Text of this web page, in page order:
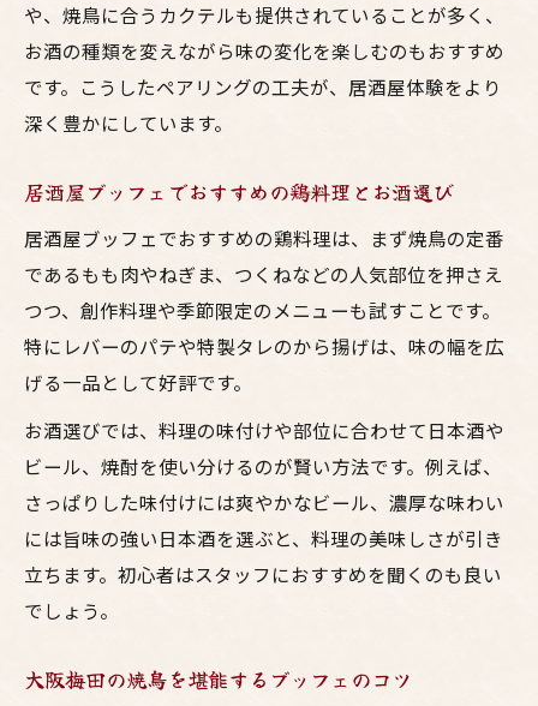
焼鳥好きなら知っておきたい暗黙ルール
居酒屋ブッフェで守りたい焼鳥の暗黙ルー
ル
焼鳥とお酒を楽しむ際の暗黙ルールを解説
居酒屋ブッフェで気を付けたい鶏料理の作
お酒と焼鳥を堪能するための暗黙のマナー
集
宴席を楽しむための料理とお酒の選び方
居酒屋ブッフェで失敗しない料理とお酒の
選び方
大阪梅田の焼鳥に合うお酒の選び方ポイン
ト
鶏料理とお酒を選ぶコツと居酒屋ブッフェ
わせ
や、焼鳥に合うカクテルも提供されていることが多く、
お酒の種類を変えながら味の変化を楽しむのもおすすめ
です。こうしたペアリングの工夫が、居酒屋体験をより
深く豊かにしています。
居酒屋ブッフェでおすすめの鶏料理とお酒選び
居酒屋ブッフェでおすすめの鶏料理は、まず焼鳥の定番
であるもも肉やねぎま、つくねなどの人気部位を押さえ
つつ、創作料理や季節限定のメニューも試すことです。
特にレバーのパテや特製タレのから揚げは、味の幅を広
げる一品として好評です。
お酒選びでは、料理の味付けや部位に合わせて日本酒や
ビール、焼酎を使い分けるのが賢い方法です。例えば、
さっぱりした味付けには爽やかなビール、濃厚な味わい
には旨味の強い日本酒を選ぶと、料理の美味しさが引き
立ちます。初心者はスタッフにおすすめを聞くのも良い
でしょう。
大阪梅田の焼鳥を堪能するブッフェのコツ